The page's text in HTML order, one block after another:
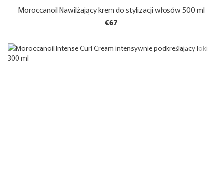
Moroccanoil Nawilżający krem do stylizacji włosów 500 ml
€67